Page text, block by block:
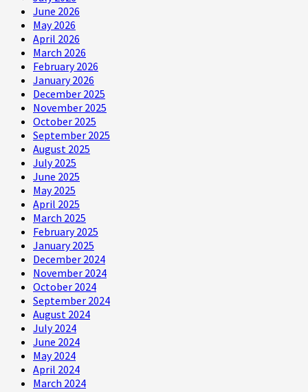
June 2026
May 2026
April 2026
March 2026
February 2026
January 2026
December 2025
November 2025
October 2025
September 2025
August 2025
July 2025
June 2025
May 2025
April 2025
March 2025
February 2025
January 2025
December 2024
November 2024
October 2024
September 2024
August 2024
July 2024
June 2024
May 2024
April 2024
March 2024